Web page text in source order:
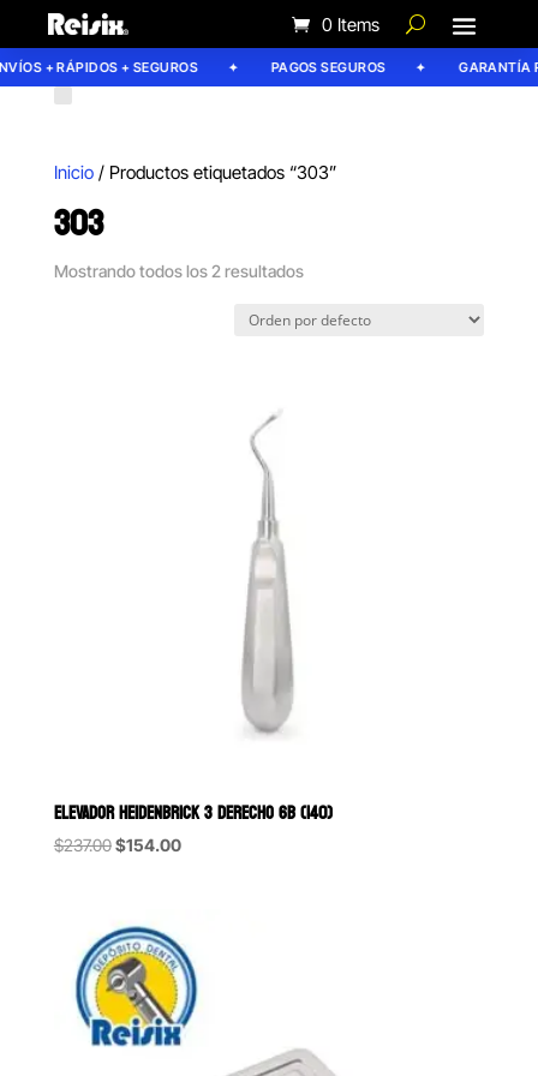
0 Items
+ RÁPIDOS + SEGUROS PAGOS SEGUROS GARANTÍA
Inicio/ Productos etiquetados “303”
303
Mostrando todos los 2 resultados
ELEVADOR HEIDENBRICK 3 DERECHO 6B (140)
$237.00Original
$237.00.
$154.00Current